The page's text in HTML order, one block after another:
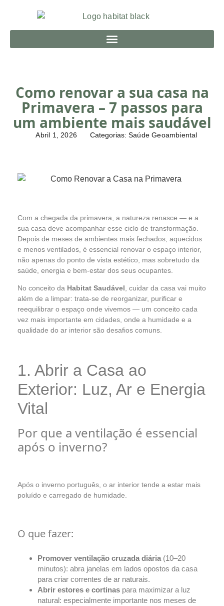
Como renovar a sua casa na
Primavera – 7 passos para
um ambiente mais saudável
Abril 1, 2026 Categorias: Saúde Geoambiental
Com a chegada da primavera, a natureza renasce — e a
sua casa deve acompanhar esse ciclo de transformação.
Depois de meses de ambientes mais fechados, aquecidos
e menos ventilados, é essencial renovar o espaço interior,
não apenas do ponto de vista estético, mas sobretudo da
saúde, energia e bem-estar dos seus ocupantes.
No conceito da Habitat Saudável , cuidar da casa vai muito
além de a limpar: trata-se de reorganizar, purificar e
reequilibrar o espaço onde vivemos — um conceito cada
vez mais importante em cidades, onde a humidade e a
qualidade do ar interior são desafios comuns.
1. Abrir a Casa ao
Exterior: Luz, Ar e Energia
Vital
Por que a ventilação é essencial
após o inverno?
Após o inverno português, o ar interior tende a estar mais
poluído e carregado de humidade.
O que fazer:
Promover ventilação cruzada diária(10–20
minutos): abra janelas em lados opostos da casa
para criar correntes de ar naturais.
Abrir estores e cortinas para maximizar a luz
natural: especialmente importante nos meses de